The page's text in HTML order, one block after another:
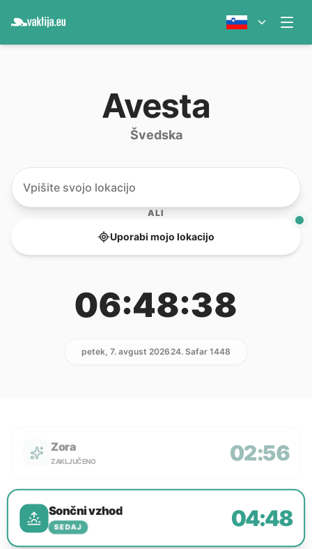
Avesta
Švedska
ALI
Uporabi mojo lokacijo
06:48:38
petek, 7. avgust 202624. Safar 1448
Zora
ZAKLJUČENO 02:56
Sončni vzhod
SEDAJ 04:48